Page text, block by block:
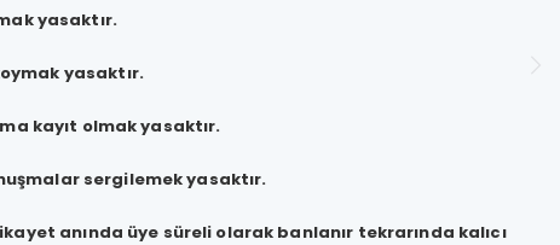
yasaktır.
yasaktır.
kayıt olmak yasaktır.
sergilemek yasaktır.
anında üye süreli olarak banlanır tekrarında kalıcı